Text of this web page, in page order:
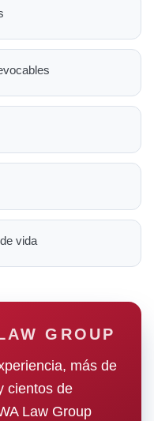
vida
GROUP
más de
cientos de
Law Group